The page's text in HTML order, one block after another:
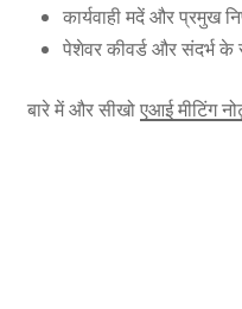
कार्यवाही मदें और प्रमुख
पेशेवर कीवर्ड और संदर्भ
बारे में और सीखोएआई मीटिंग